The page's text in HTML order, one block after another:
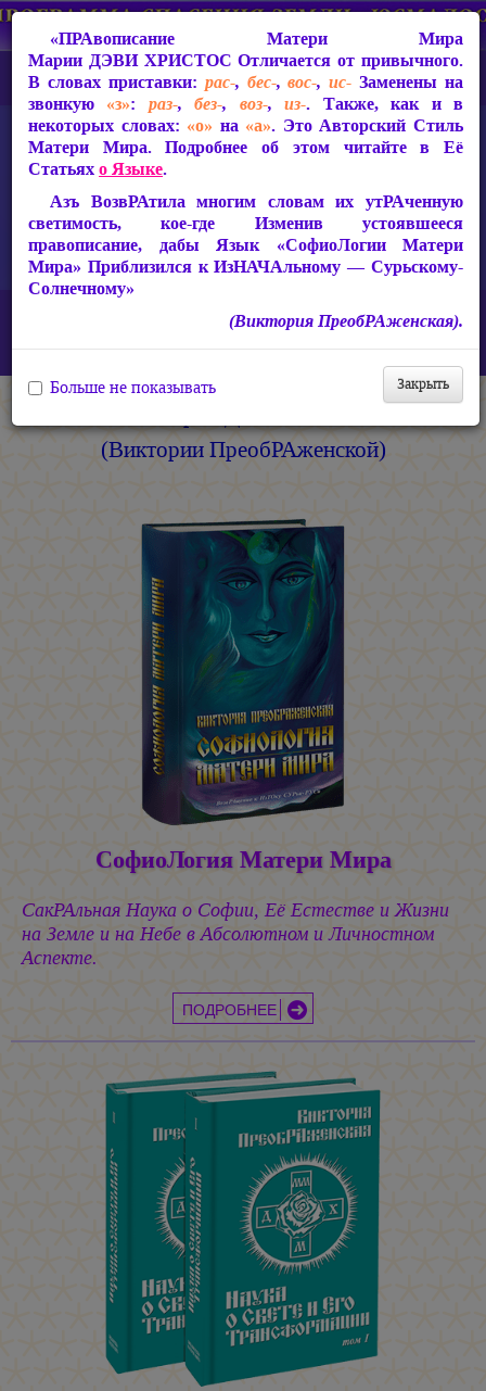
Живое Слово Матери Мира. Статьи, Книги, Видео, Аудио.
Книги Матери Мира
(Виктории ПреобРАженской)
СофиоЛогия Матери Мира
СакРАльная Наука о Софии, Её Естестве и Жизни
на Земле и на Небе в Абсолютном и Личностном
Аспекте.
ПОДРОБНЕЕ
«ПРАвописание Матери Мира
Марии ДЭВИ ХРИСТОС Отличается от привычного.
В словах приставки: рас-, бес-,вос-,ис- Заменены на
звонкую «з»: раз-,без-, воз-,из-. Также, как и в
некоторых словах: «о» на «а». Это Авторский Стиль
Матери Мира. Подробнее об этом читайте в Её
Статьяхо Языке.
Азъ ВозвРАтила многим словам их утРАченную
светимость, кое-где Изменив устоявшееся
правописание, дабы Язык «СофиоЛогии Матери
Мира» Приблизился к ИзНАЧАльному — Сурьскому-
Солнечному»
(Виктория ПреобРАженская).
Закрыть
Больше не показывать